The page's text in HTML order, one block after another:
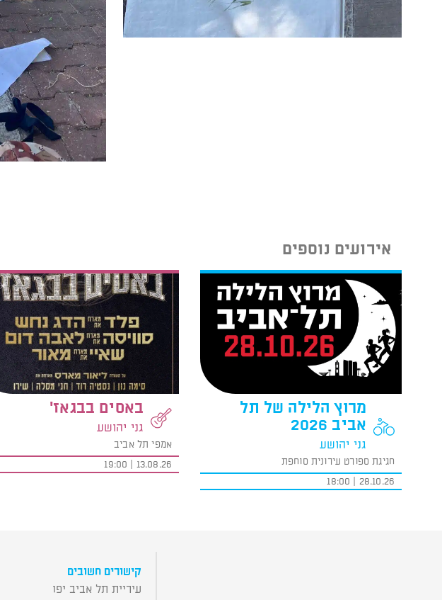
אירועים נוספים
מרוץ הלילה של תל
אביב 2026
גני יהושע
חגיגת ספורט עירונית סוחפת
28.10.26 | 18:00
באסים בבגאז'
גני יהושע
אמפי תל אביב
13.08.26 | 19:00
קישורים חשובים
עיריית תל אביב יפו